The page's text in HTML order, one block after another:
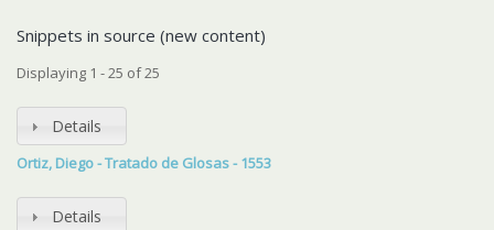
Snippets in source (new content)
Displaying 1 - 25 of 25
Details
Ortiz, Diego - Tratado de Glosas - 1553
Details